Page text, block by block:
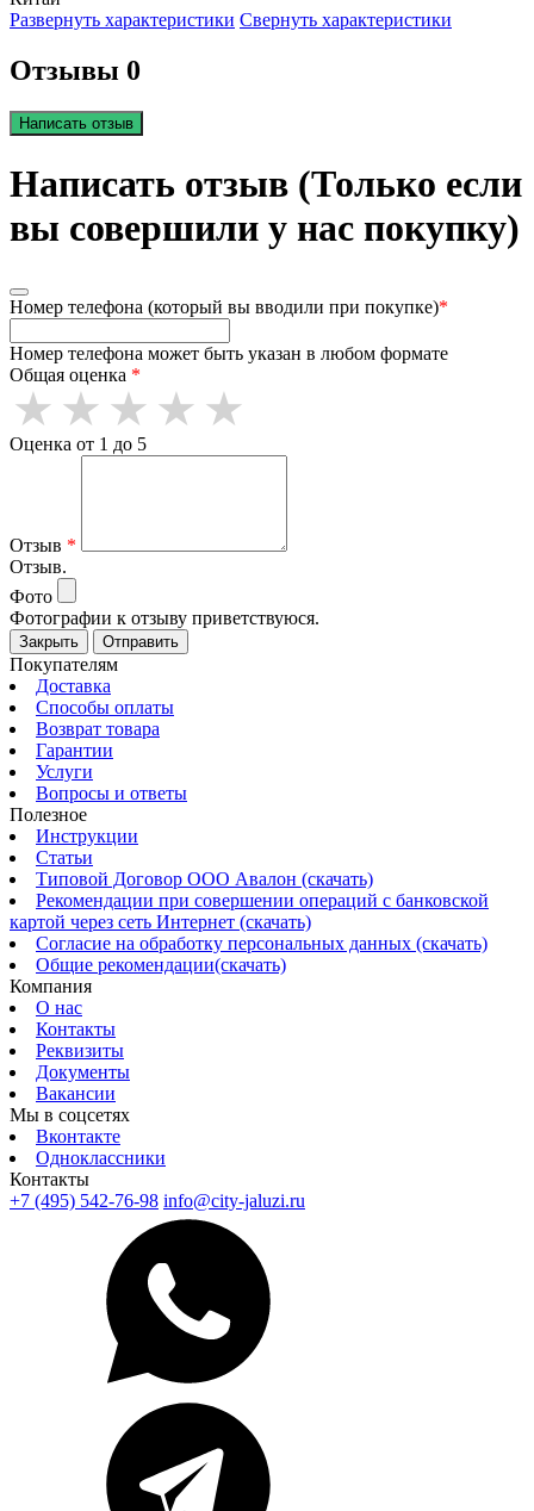
Развернуть характеристики Свернуть характеристики
Отзывы 0
Написать отзыв
Написать отзыв (Только если
вы совершили у нас покупку)
Номер телефона (который вы вводили при покупке)*
Номер телефона может быть указан в любом формате
Общая оценка *
Оценка от 1 до 5
Отзыв *
Отзыв.
Фото
Фотографии к отзыву приветствуюся.
Закрыть Отправить
Покупателям
Доставка
Способы оплаты
Возврат товара
Гарантии
Услуги
Вопросы и ответы
Полезное
Инструкции
Статьи
Типовой Договор ООО Авалон (скачать)
Рекомендации при совершении операций с банковской
картой через сеть Интернет (скачать)
Согласие на обработку персональных данных (скачать)
Общие рекомендации(скачать)
Компания
О нас
Контакты
Реквизиты
Документы
Вакансии
Мы в соцсетях
Вконтакте
Одноклассники
Контакты
+7 (495) 542-76-98 info@city-jaluzi.ru